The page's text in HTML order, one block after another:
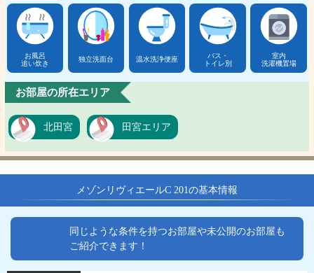
お風呂
追い炊き
独立洗面台 温水洗浄便座
バス・
トイレ別
室内
洗濯機置場
お部屋の所在エリア
北田宮 田宮エリア
メゾンリヴィエールC 201の基本情報
同じような条件を持つお部屋や未公開のお部屋も
ご紹介できます！